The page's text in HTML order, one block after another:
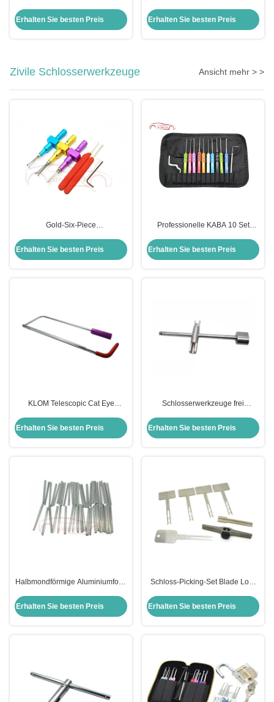
22pcs Auto Lock Pick Kit Set
Erhalten Sie besten Preis
transparenten Praxis
Erhalten Sie besten Preis
Zivile Schlosserwerkzeuge Ansicht mehr > >
Gold-Six-Piece
verstellbaren kreuzförmigen
Schlosspick-Werkzeugen wiegt
Erhalten Sie besten Preis
Professionelle KABA 10 Set
Schließwerkzeuge
Erhalten Sie besten Preis
KLOM Telescopic Cat Eye
das schnelle Öffnen von
Schlössern
Erhalten Sie besten Preis
Schlosserwerkzeuge frei
starkem Drehverschluss dritte
Generation
Erhalten Sie besten Preis
Halbmondförmige Aluminiumfolie
Erhalten Sie besten Preis
Schloss-Picking-Set Blade Lock
zivile Schlosser
Erhalten Sie besten Preis